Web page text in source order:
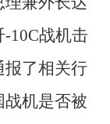
10C战机击
报了相关行
机是否被